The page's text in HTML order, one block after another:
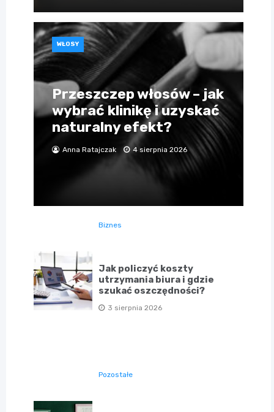
WŁOSY
Przeszczep włosów – jak
wybrać klinikę i uzyskać
naturalny efekt?
Anna Ratajczak 4 sierpnia 2026
Biznes
Jak policzyć koszty
utrzymania biura i gdzie
szukać oszczędności?
3 sierpnia 2026
Pozostałe